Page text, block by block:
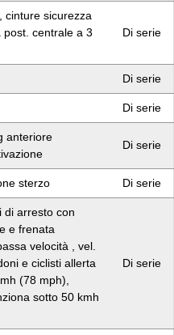
cinture sicurezza
centrale a 3
Di serie
Di serie
Di serie
anteriore
Di serie
sterzo Di serie
di arresto con
e frenata
velocità , vel.
e ciclisti allerta
(78 mph),
sotto 50 kmh
Di serie